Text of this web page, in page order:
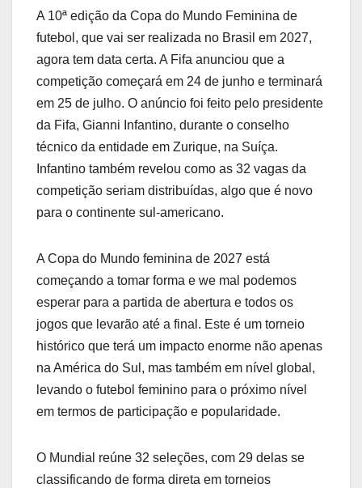
A 10ª edição da Copa do Mundo Feminina de
futebol, que vai ser realizada no Brasil em 2027,
agora tem data certa. A Fifa anunciou que a
competição começará em 24 de junho e terminará
em 25 de julho. O anúncio foi feito pelo presidente
da Fifa, Gianni Infantino, durante o conselho
técnico da entidade em Zurique, na Suíça.
Infantino também revelou como as 32 vagas da
competição seriam distribuídas, algo que é novo
para o continente sul-americano.
A Copa do Mundo feminina de 2027 está
começando a tomar forma e we mal podemos
esperar para a partida de abertura e todos os
jogos que levarão até a final. Este é um torneio
histórico que terá um impacto enorme não apenas
na América do Sul, mas também em nível global,
levando o futebol feminino para o próximo nível
em termos de participação e popularidade.
O Mundial reúne 32 seleções, com 29 delas se
classificando de forma direta em torneios